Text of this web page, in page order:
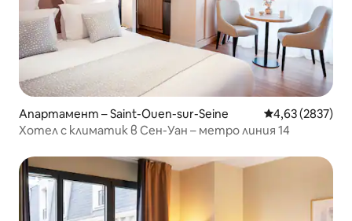
Апартамент – Saint-Ouen-sur-Seine Средна
4,63 (2837)
Хотел с климатик в Сен-Уан – метро линия 14